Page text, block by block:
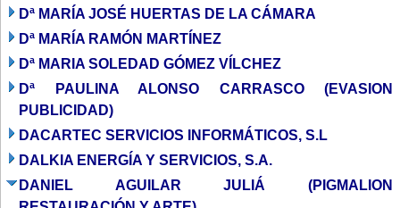
Dª MARÍA JOSÉ HUERTAS DE LA CÁMARA
Dª MARÍA RAMÓN MARTÍNEZ
Dª MARIA SOLEDAD GÓMEZ VÍLCHEZ
Dª PAULINA ALONSO CARRASCO (EVASION
PUBLICIDAD)
DACARTEC SERVICIOS INFORMÁTICOS, S.L
DALKIA ENERGÍA Y SERVICIOS, S.A.
DANIEL AGUILAR JULIÁ (PIGMALION